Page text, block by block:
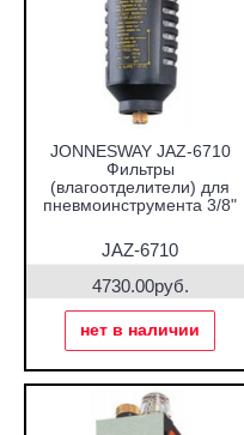
JONNESWAY JAZ-6710
Фильтры
(влагоотделители) для
пневмоинструмента 3/8"
JAZ-6710
4730.00руб.
нет в наличии